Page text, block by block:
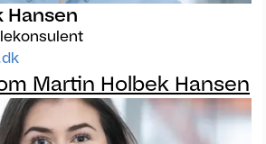
Hansen
Martin Holbek Hansen